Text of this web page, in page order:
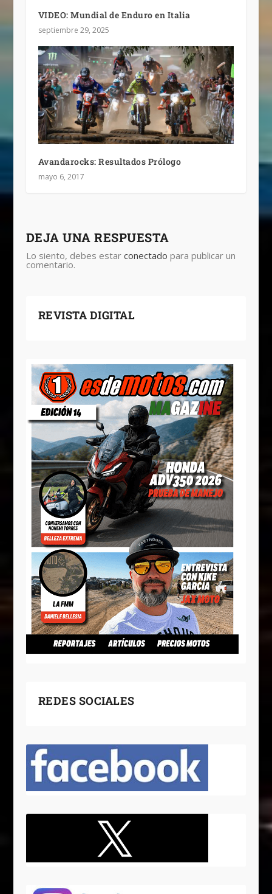
VIDEO: Mundial de Enduro en Italia
septiembre 29, 2025
Avandarocks: Resultados Prólogo
mayo 6, 2017
DEJA UNA RESPUESTA
Lo siento, debes estar conectado para publicar un
comentario.
REVISTA DIGITAL
REDES SOCIALES